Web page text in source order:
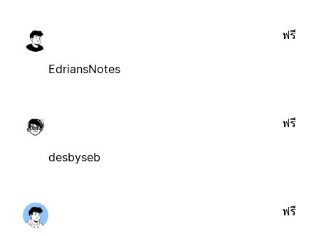
EdriansNotes
ฟรี
desbyseb
ฟรี
ฟรี